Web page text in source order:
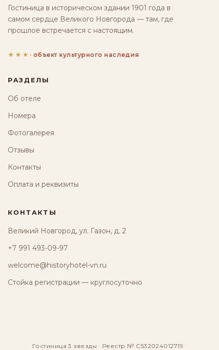
Гостиница в историческом здании 1901 года в
самом сердце Великого Новгорода — там, где
прошлое встречается с настоящим.
★★★ · объект культурного наследия
РАЗДЕЛЫ
Об отеле
Номера
Фотогалерея
Отзывы
Контакты
Оплата и реквизиты
КОНТАКТЫ
Великий Новгород, ул. Газон, д. 2
+7 991 493-09-97
welcome@historyhotel-vn.ru
Стойка регистрации — круглосуточно
Гостиница 3 звезды · Реестр № С532024012719 ·